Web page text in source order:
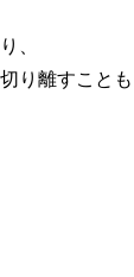
、
り離すことも